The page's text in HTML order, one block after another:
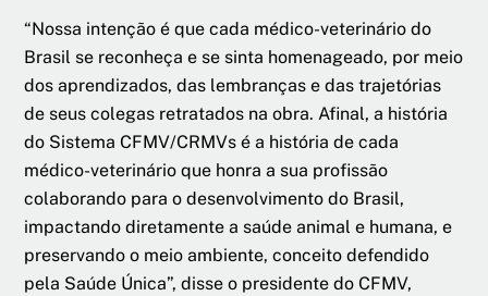
“Nossa intenção é que cada médico-veterinário do
Brasil se reconheça e se sinta homenageado, por meio
dos aprendizados, das lembranças e das trajetórias
de seus colegas retratados na obra. Afinal, a história
do Sistema CFMV/CRMVs é a história de cada
médico-veterinário que honra a sua profissão
colaborando para o desenvolvimento do Brasil,
impactando diretamente a saúde animal e humana, e
preservando o meio ambiente, conceito defendido
pela Saúde Única”, disse o presidente do CFMV,